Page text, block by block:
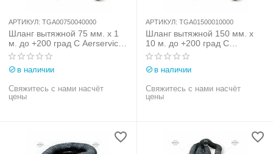
АРТИКУЛ: TGA00750040000
Шланг вытяжной 75 мм. х 1
м. до +200 град С Aerservice
(Италия) арт.
TGA00750040000
в наличии
Свяжитесь с нами насчёт
цены
АРТИКУЛ: TGA01500010000
Шланг вытяжной 150 мм. х
10 м. до +200 град С
Aerservice (Италия) арт.
TGA01500010000
в наличии
Свяжитесь с нами насчёт
цены